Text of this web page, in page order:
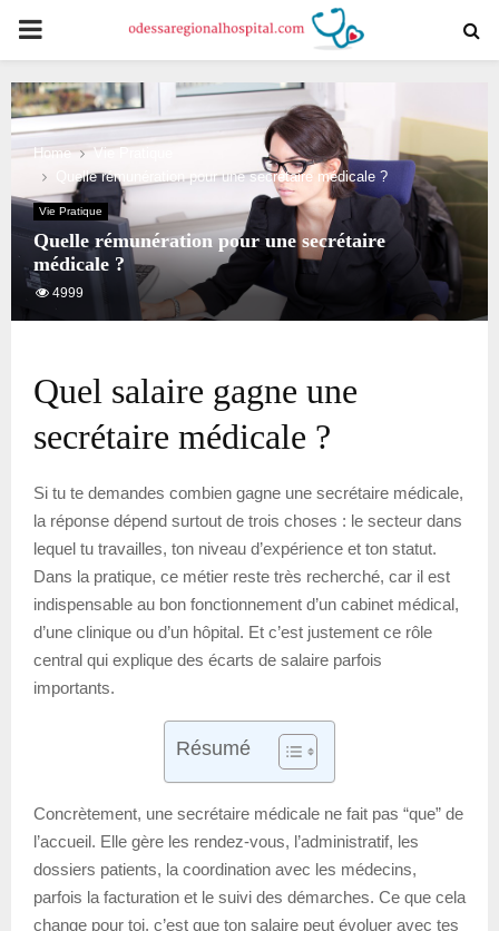
PRIMARY
MENU
Home
Vie Pratique
Quelle rémunération pour une secrétaire médicale ?
Vie Pratique
Quelle rémunération pour une secrétaire
médicale ?
4999
Quel salaire gagne une
secrétaire médicale ?
Si tu te demandes combien gagne une secrétaire médicale,
la réponse dépend surtout de trois choses : le secteur dans
lequel tu travailles, ton niveau d’expérience et ton statut.
Dans la pratique, ce métier reste très recherché, car il est
indispensable au bon fonctionnement d’un cabinet médical,
d’une clinique ou d’un hôpital. Et c’est justement ce rôle
central qui explique des écarts de salaire parfois
importants.
Résumé
Concrètement, une secrétaire médicale ne fait pas “que” de
l’accueil. Elle gère les rendez-vous, l’administratif, les
dossiers patients, la coordination avec les médecins,
parfois la facturation et le suivi des démarches. Ce que cela
change pour toi, c’est que ton salaire peut évoluer avec tes